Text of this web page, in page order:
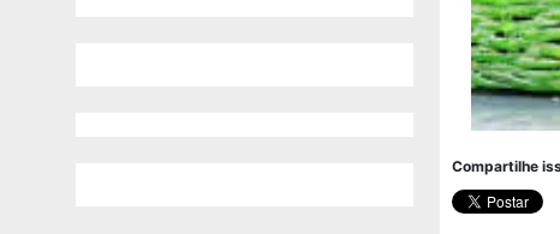
Compartilhe